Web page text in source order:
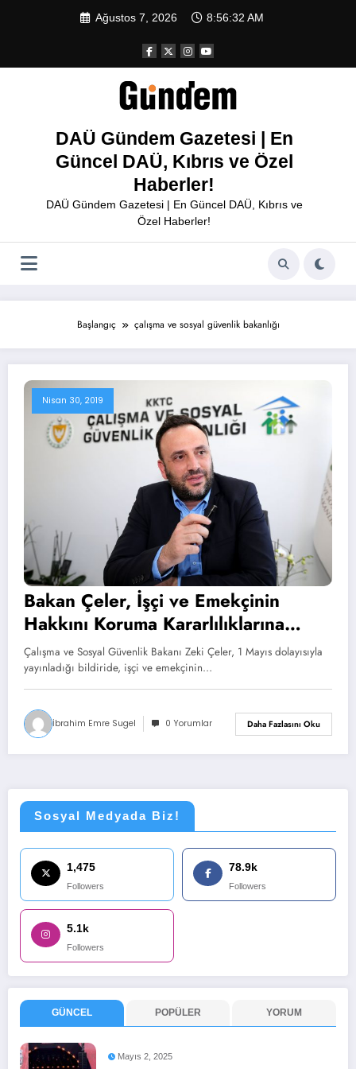
Ağustos 7, 2026 8:56:32 AM
DAÜ Gündem Gazetesi | En
Güncel DAÜ, Kıbrıs ve Özel
Haberler!
DAÜ Gündem Gazetesi | En Güncel DAÜ, Kıbrıs ve
Özel Haberler!
Başlangıç çalışma ve sosyal güvenlik bakanlığı
Nisan 30, 2019
Bakan Çeler, İşçi ve Emekçinin
Hakkını Koruma Kararlılıklarına
Dikkat Çekti
Çalışma ve Sosyal Güvenlik Bakanı Zeki Çeler, 1 Mayıs dolayısıyla
yayınladığı bildiride, işçi ve emekçinin…
İbrahim Emre Sugel 0 Yorumlar Daha Fazlasını Oku
Sosyal Medyada Biz!
1,475
Followers
78.9k
Followers
5.1k
Followers
GÜNCEL POPÜLER YORUM
Mayıs 2, 2025